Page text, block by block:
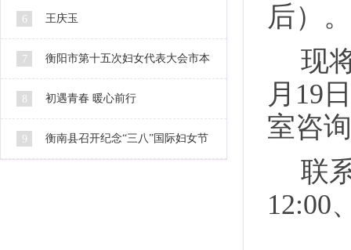
6 王庆玉
7 衡阳市第十五次妇女代表大会市本
级代表人选公示
8 初遇青春 暖心前行
9 衡南县召开纪念“三八”国际妇女节
后）。
现
月19
室咨
联
12:00